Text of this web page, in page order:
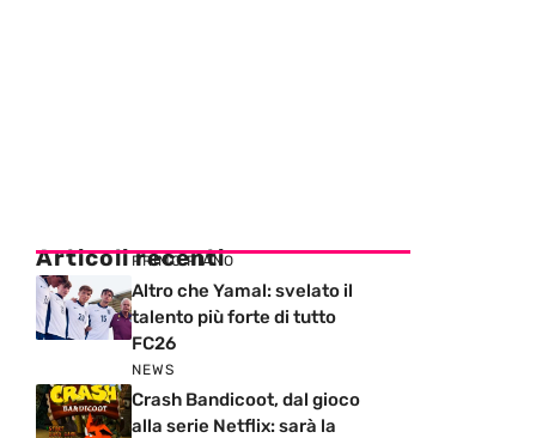
Articoli recenti
PRIMO PIANO
Altro che Yamal: svelato il
talento più forte di tutto
FC26
NEWS
Crash Bandicoot, dal gioco
alla serie Netflix: sarà la